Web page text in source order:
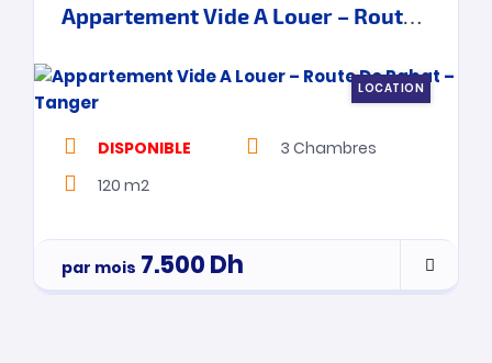
Appartement Vide A Louer – Route De Rabat – Tanger
LOCATION
DISPONIBLE 3 Chambres
120 m2
par mois 7.500Dh